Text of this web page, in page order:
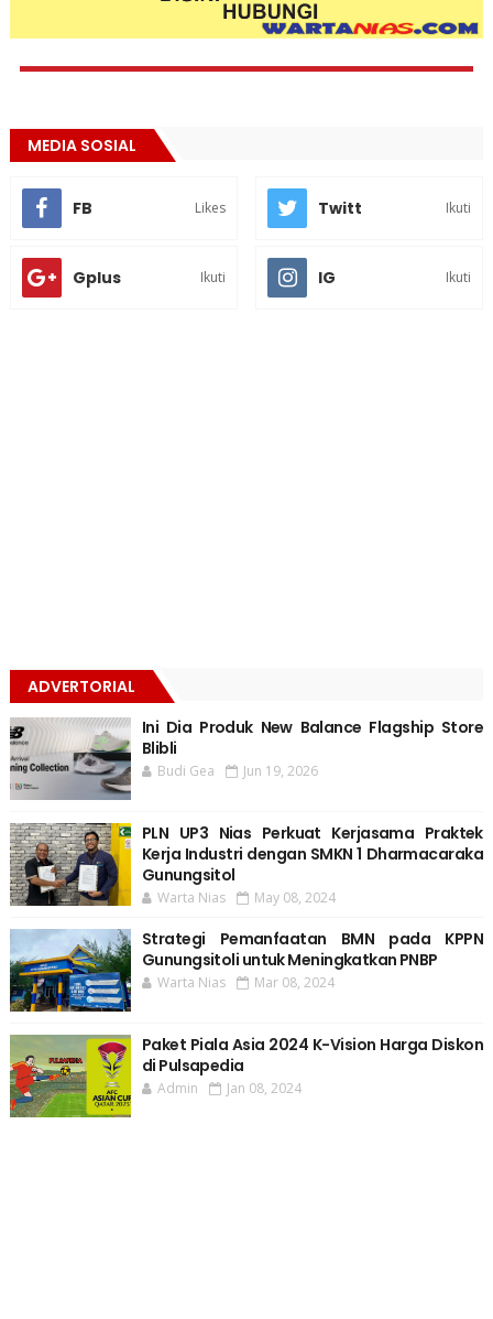
MEDIA SOSIAL
FB Likes Twitt Ikuti
Gplus Ikuti IG Ikuti
ADVERTORIAL
Ini Dia Produk New Balance Flagship Store
Blibli
Budi Gea Jun 19, 2026
PLN UP3 Nias Perkuat Kerjasama Praktek
Kerja Industri dengan SMKN 1 Dharmacaraka
Gunungsitol
Warta Nias May 08, 2024
Strategi Pemanfaatan BMN pada KPPN
Gunungsitoli untuk Meningkatkan PNBP
Warta Nias Mar 08, 2024
Paket Piala Asia 2024 K-Vision Harga Diskon
di Pulsapedia
Admin Jan 08, 2024